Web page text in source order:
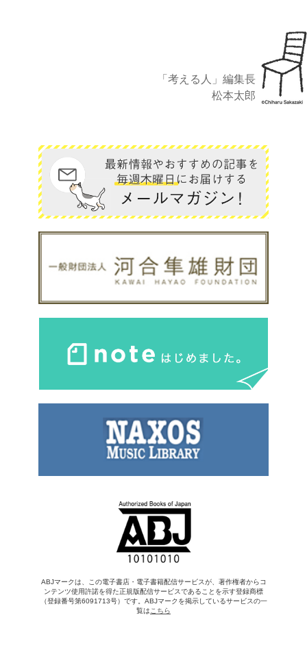
「考える人」編集長
松本太郎
ABJマークは、この電子書店・電子書籍配信サービスが、著作権者からコ
ンテンツ使用許諾を得た正規版配信サービスであることを示す登録商標
（登録番号第6091713号）です。ABJマークを掲示しているサービスの一
覧は こちら